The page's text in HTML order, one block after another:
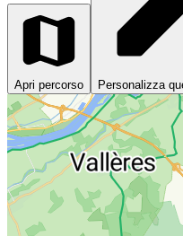
Apri percorso Personalizza